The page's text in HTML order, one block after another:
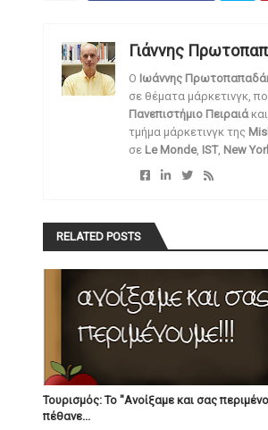
Γιάννης
O Ιωάννης
σε θέματα μάρκετινγκ,
Πανεπιστήμιο Πειραιά
τμήμα μάρκετινγκ της
σε Le Monde, IST, New
RELATED POSTS
Τουρισμός: Το "Ανοίξαμε και σας
πέθανε...